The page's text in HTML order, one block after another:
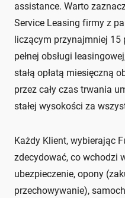
assistance. Warto
Service Leasing firmy z
liczącym przynajmniej
pełnej obsługi
stałą opłatą miesięczną
przez cały czas trwania
stałej wysokości za
Każdy Klient, wybierając
zdecydować, co wchodzi
ubezpieczenie, opony
przechowywanie),